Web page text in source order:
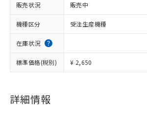
販売状況 販売中
機種区分 受注生産機種
在庫状況
標準価格(税別) ¥ 2,650
詳細情報